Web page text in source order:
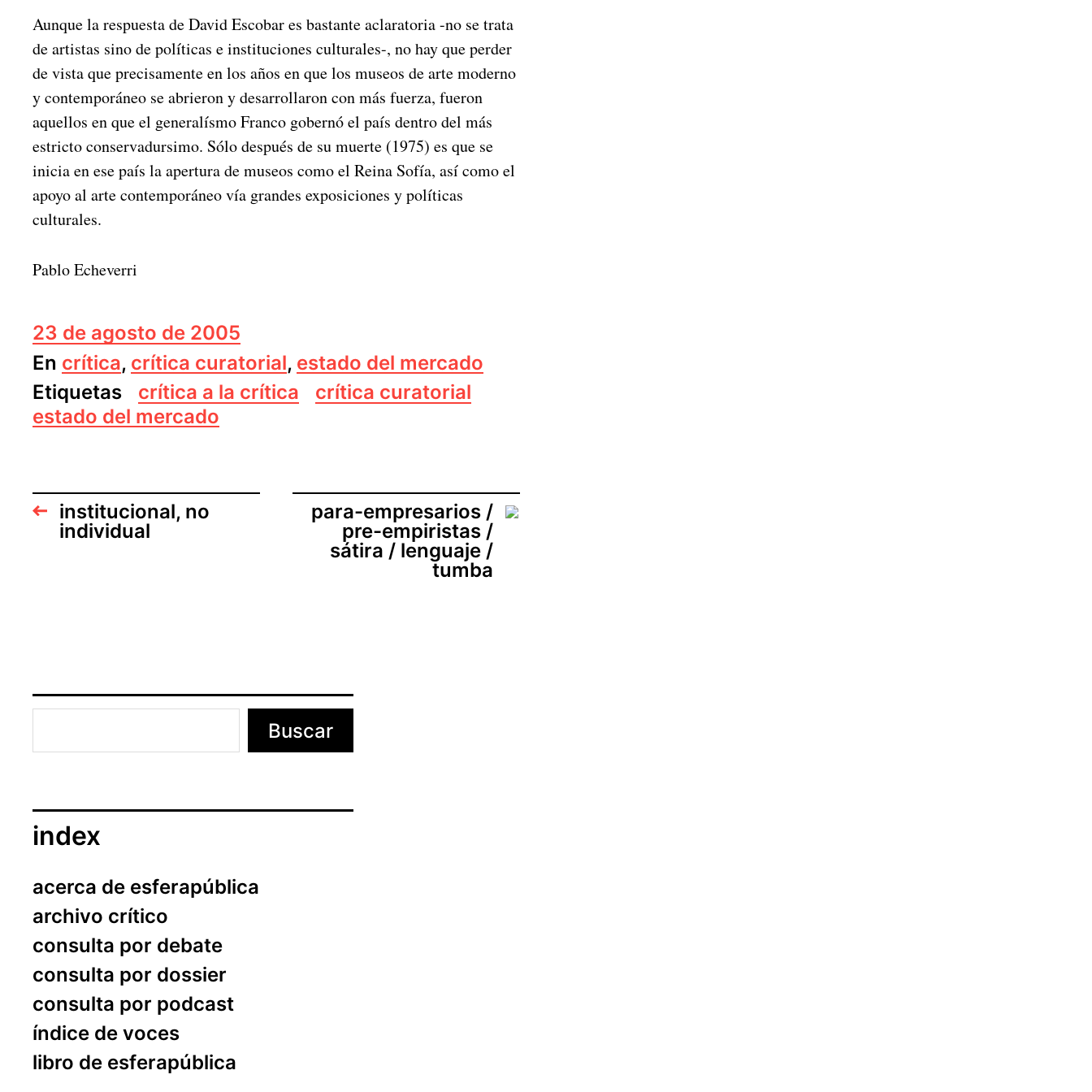
Aunque la respuesta de David Escobar es bastante aclaratoria -no se trata
de artistas sino de políticas e instituciones culturales-, no hay que perder
de vista que precisamente en los años en que los museos de arte moderno
y contemporáneo se abrieron y desarrollaron con más fuerza, fueron
aquellos en que el generalísmo Franco gobernó el país dentro del más
estricto conservadursimo. Sólo después de su muerte (1975) es que se
inicia en ese país la apertura de museos como el Reina Sofía, así como el
apoyo al arte contemporáneo vía grandes exposiciones y políticas
culturales.
Pablo Echeverri
F
e
c
h
a
d
e
n
23 de agosto de 2005
En crítica, crítica curatorial, estado del mercado
Etiquetas
crítica a la crítica
crítica curatorial
estado del mercado
institucional, no
individual
para-empresarios /
pre-empiristas /
sátira / lenguaje /
tumba
Buscar
index
acerca de esferapública
archivo crítico
consulta por debate
consulta por dossier
consulta por podcast
índice de voces
libro de esferapública